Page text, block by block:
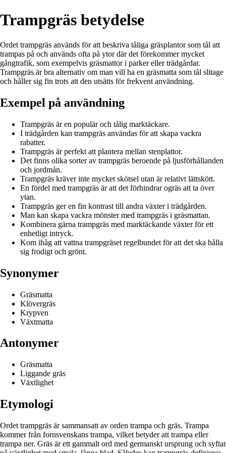
Trampgräs betydelse
Ordet trampgräs används för att beskriva tåliga gräsplantor som tål att
trampas på och används ofta på ytor där det förekommer mycket
gångtrafik, som exempelvis gräsmattor i parker eller trädgårdar.
Trampgräs är bra alternativ om man vill ha en gräsmatta som tål slitage
och håller sig fin trots att den utsätts för frekvent användning.
Exempel på användning
Trampgräs är en populär och tålig marktäckare.
I trädgården kan trampgräs användas för att skapa vackra
rabatter.
Trampgräs är perfekt att plantera mellan stenplattor.
Det finns olika sorter av trampgräs beroende på ljusförhållanden
och jordmån.
Trampgräs kräver inte mycket skötsel utan är relativt lättskött.
En fördel med trampgräs är att det förhindrar ogräs att ta över
ytan.
Trampgräs ger en fin kontrast till andra växter i trädgården.
Man kan skapa vackra mönster med trampgräs i gräsmattan.
Kombinera gärna trampgräs med marktäckande växter för ett
enhetligt intryck.
Kom ihåg att vattna trampgräset regelbundet för att det ska hålla
sig frodigt och grönt.
Synonymer
Gräsmatta
Klövergräs
Krypven
Växtmatta
Antonymer
Gräsmatta
Liggande gräs
Växtlighet
Etymologi
Ordet trampgräs är sammansatt av orden trampa och gräs. Trampa
kommer från fornsvenskans trampa, vilket betyder att trampa eller
trampa ner. Gräs är ett gammalt ord med germanskt ursprung och syftar